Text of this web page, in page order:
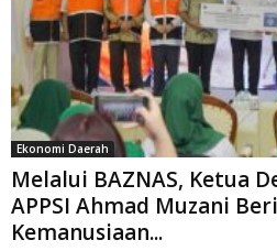
Ekonomi Daerah
Melalui BAZNAS, Ketua
APPSI Ahmad Muzani
Kemanusiaan...